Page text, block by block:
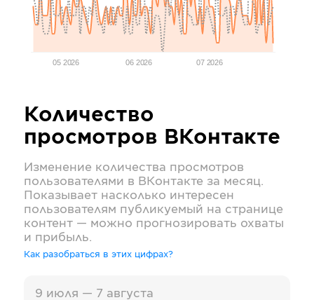
05 2026 06 2026 07 2026
Количество
просмотров ВКонтакте
Изменение количества просмотров
пользователями в ВКонтакте за месяц.
Показывает насколько интересен
пользователям публикуемый на странице
контент — можно прогнозировать охваты
и прибыль.
Как разобраться в этих цифрах?
9 июля — 7 августа